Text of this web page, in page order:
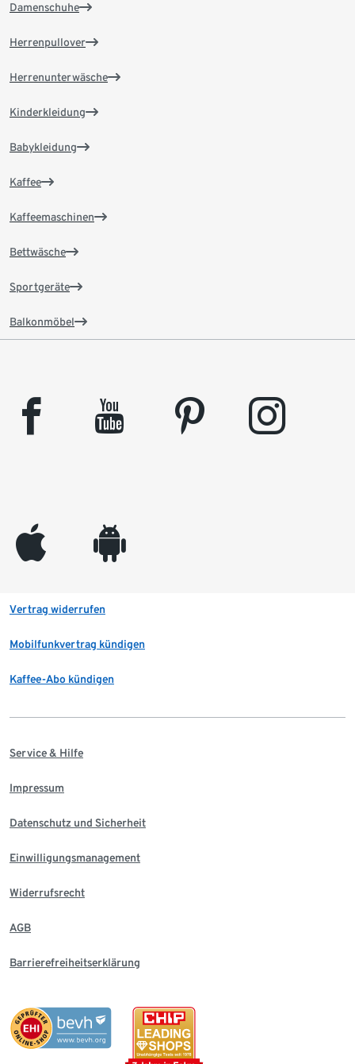
Damenschuhe
Herrenpullover
Herrenunterwäsche
Kinderkleidung
Babykleidung
Kaffee
Kaffeemaschinen
Bettwäsche
Sportgeräte
Balkonmöbel
facebook youtube pinterest instagram
appleinc android
Vertrag widerrufen
Mobilfunkvertrag kündigen
Kaffee-Abo kündigen
Service & Hilfe
Impressum
Datenschutz und Sicherheit
Einwilligungsmanagement
Widerrufsrecht
AGB
Barrierefreiheitserklärung